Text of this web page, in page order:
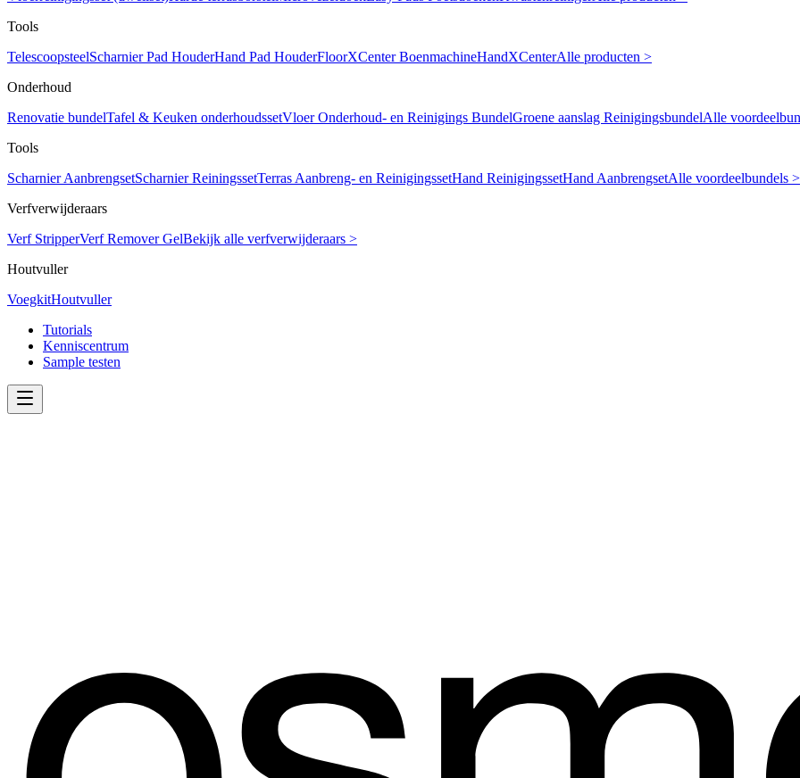
Tools
TelescoopsteelScharnier Pad HouderHand Pad HouderFloorXCenter BoenmachineHandXCenterAlle producten >
Onderhoud
Renovatie bundelTafel & Keuken onderhoudssetVloer Onderhoud- en Reinigings BundelGroene aanslag ReinigingsbundelAlle
Tools
Scharnier AanbrengsetScharnier ReiningssetTerras Aanbreng- en ReinigingssetHand ReinigingssetHand AanbrengsetAlle voordeelbundels >
Verfverwijderaars
Verf StripperVerf Remover GelBekijk alle verfverwijderaars >
Houtvuller
VoegkitHoutvuller
Tutorials
Kenniscentrum
Sample testen